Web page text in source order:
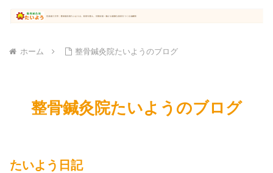
ホーム 整骨鍼灸院たいようのブログ
整骨鍼灸院たいようのブログ
たいよう日記